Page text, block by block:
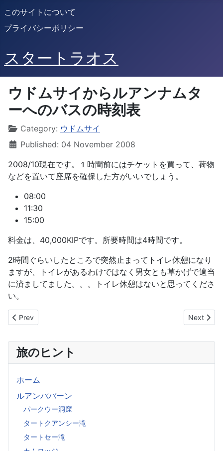
このサイトについて
プライバシーポリシー
スタートラオス
旅のヒント
ホーム
ルアンパバーン
パークウー洞窟
タートクアンシー滝
タートセー滝
ウドムサイからルアンナムタ
ーへのバスの時刻表
DetailsCategory: ウドムサイ
Published: 04 November 2008
2008/10現在です。１時間前にはチケットを買って、荷物
などを置いて座席を確保した方がいいでしょう。
08:00
11:30
15:00
料金は、40,000KIPです。所要時間は4時間です。
2時間ぐらいしたところで突然止まってトイレ休憩になり
ますが、トイレがあるわけではなく男女とも草かげで適当
に済ましてました。。。トイレ休憩はないと思ってくださ
い。
Previous article: プータートに登ってみよう
Prev Next
Next